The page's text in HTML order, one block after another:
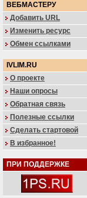
ВЕБМАСТЕРУ
Добавить URL
Изменить ресурс
Обмен ссылками
IVLIM.RU
О проекте
Наши опросы
Обратная связь
Полезные ссылки
Сделать стартовой
В избранное!
ПРИ ПОДДЕРЖКЕ